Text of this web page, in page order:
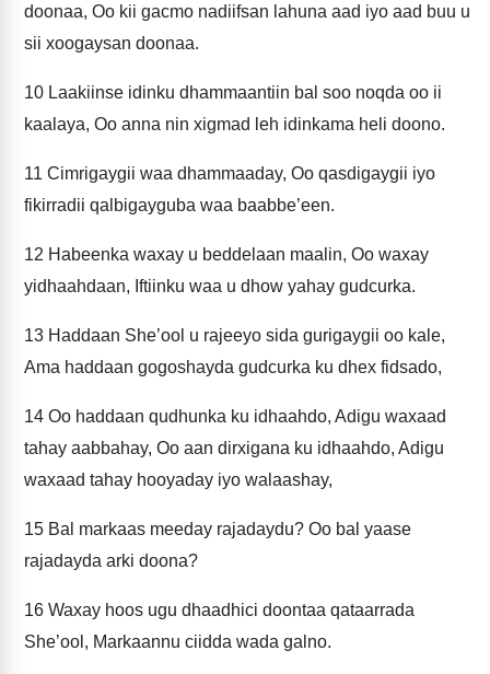
doonaa, Oo kii gacmo nadiifsan lahuna aad iyo aad buu u
sii xoogaysan doonaa.
10 Laakiinse idinku dhammaantiin bal soo noqda oo ii
kaalaya, Oo anna nin xigmad leh idinkama heli doono.
11 Cimrigaygii waa dhammaaday, Oo qasdigaygii iyo
fikirradii qalbigayguba waa baabbe’een.
12 Habeenka waxay u beddelaan maalin, Oo waxay
yidhaahdaan, Iftiinku waa u dhow yahay gudcurka.
13 Haddaan She’ool u rajeeyo sida gurigaygii oo kale,
Ama haddaan gogoshayda gudcurka ku dhex fidsado,
14 Oo haddaan qudhunka ku idhaahdo, Adigu waxaad
tahay aabbahay, Oo aan dirxigana ku idhaahdo, Adigu
waxaad tahay hooyaday iyo walaashay,
15 Bal markaas meeday rajadaydu? Oo bal yaase
rajadayda arki doona?
16 Waxay hoos ugu dhaadhici doontaa qataarrada
She’ool, Markaannu ciidda wada galno.